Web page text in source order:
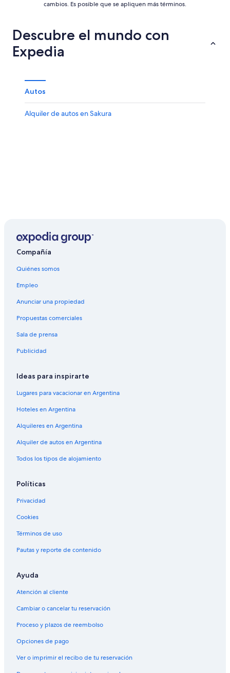
cambios. Es posible que se apliquen más términos.
Descubre el mundo con
Expedia
Autos
Alquiler de autos en Sakura
Compañía
Quiénes somos
Empleo
Anunciar una propiedad
Propuestas comerciales
Sala de prensa
Publicidad
Ideas para inspirarte
Lugares para vacacionar en Argentina
Hoteles en Argentina
Alquileres en Argentina
Alquiler de autos en Argentina
Todos los tipos de alojamiento
Políticas
Privacidad
Cookies
Términos de uso
Pautas y reporte de contenido
Ayuda
Atención al cliente
Cambiar o cancelar tu reservación
Proceso y plazos de reembolso
Opciones de pago
Ver o imprimir el recibo de tu reservación